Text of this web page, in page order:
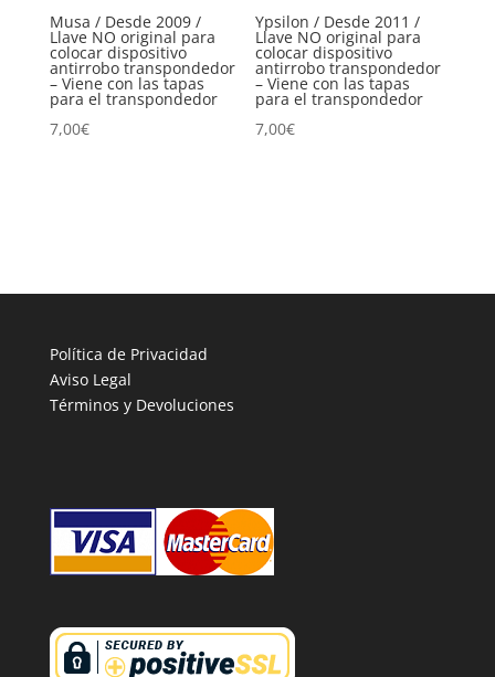
Musa / Desde 2009 /
Llave NO original para
colocar dispositivo
antirrobo transpondedor
– Viene con las tapas
para el transpondedor
7,00€
Ypsilon / Desde 2011 /
Llave NO original para
colocar dispositivo
antirrobo transpondedor
– Viene con las tapas
para el transpondedor
7,00€
Política de Privacidad
Aviso Legal
Términos y Devoluciones